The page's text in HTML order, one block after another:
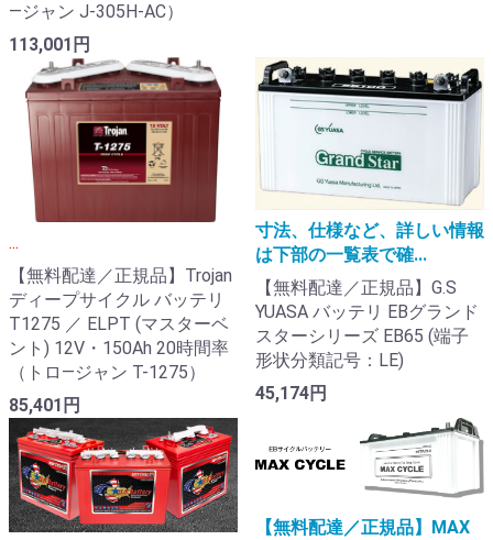
―ジャン J-305H-AC）
113,001円
...
【無料配達／正規品】Trojan
ディープサイクル バッテリ
T1275 ／ ELPT (マスターベ
ント) 12V・150Ah 20時間率
（トロ―ジャン T-1275）
85,401円
寸法、仕様など、詳しい情報
は下部の一覧表で確...
【無料配達／正規品】G.S
YUASA バッテリ EBグランド
スターシリーズ EB65 (端子
形状分類記号：LE)
45,174円
【無料配達／正規品】MAX